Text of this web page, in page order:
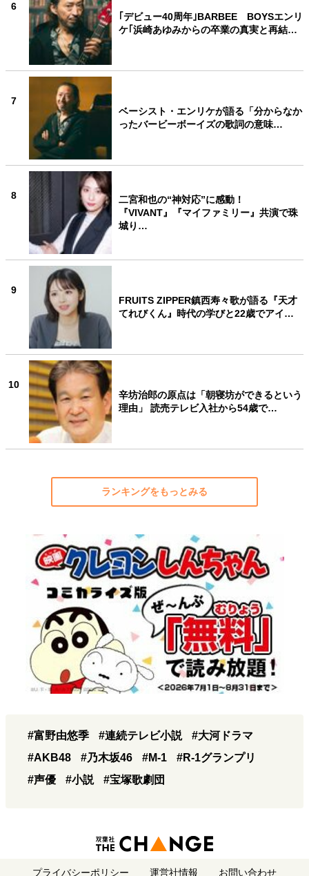
6
｢デビュー40周年｣BARBEE BOYSエンリ
ケ｢浜崎あゆみからの卒業の真実と再結…
7
ベーシスト・エンリケが語る「分からなか
ったバービーボーイズの歌詞の意味…
8
二宮和也の“神対応”に感動！
『VIVANT』『マイファミリー』共演で珠
城り…
9
FRUITS ZIPPER鎮西寿々歌が語る『天才
てれびくん』時代の学びと22歳でアイ…
10
辛坊治郎の原点は「朝寝坊ができるという
理由」 読売テレビ入社から54歳で…
ランキングをもっとみる
#富野由悠季 #連続テレビ小説
#大河ドラマ
#AKB48
#乃木坂46 #M-1
#R-1グランプリ
#声優
#小説 #宝塚歌劇団
プライバシーポリシー 運営社情報 お問い合わせ